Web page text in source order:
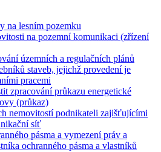
na lesním pozemku
na pozemní komunikaci (zřízení
územních a regulačních plánů
staveb, jejichž provedení je
pracemi
zpracování průkazu energetické
(průkaz)
nemovitostí podnikateli zajišťujícími
síť
pásma a vymezení práv a
ochranného pásma a vlastníků